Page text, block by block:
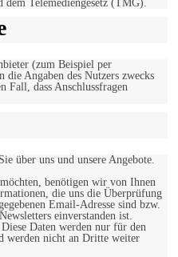
dem Telemediengesetz (TMG).
(zum Beispiel per
Angaben des Nutzers zwecks
Fall, dass Anschlussfragen
über uns und unsere Angebote.
benötigen wir von Ihnen
die uns die Überprüfung
Email-Adresse sind bzw.
einverstanden ist.
Daten werden nur für den
werden nicht an Dritte weiter